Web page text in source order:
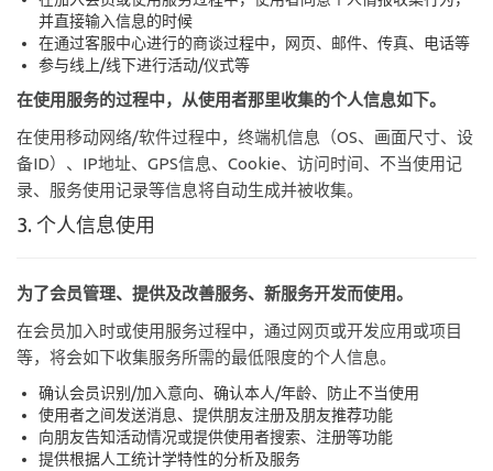
并直接输入信息的时候
在通过客服中心进行的商谈过程中，网页、邮件、传真、电话等
参与线上/线下进行活动/仪式等
在使用服务的过程中，从使用者那里收集的个人信息如下。
在使用移动网络/软件过程中，终端机信息（OS、画面尺寸、设
备ID）、IP地址、GPS信息、Cookie、访问时间、不当使用记
录、服务使用记录等信息将自动生成并被收集。
3. 个人信息使用
为了会员管理、提供及改善服务、新服务开发而使用。
在会员加入时或使用服务过程中，通过网页或开发应用或项目
等，将会如下收集服务所需的最低限度的个人信息。
确认会员识别/加入意向、确认本人/年龄、防止不当使用
使用者之间发送消息、提供朋友注册及朋友推荐功能
向朋友告知活动情况或提供使用者搜索、注册等功能
提供根据人工统计学特性的分析及服务